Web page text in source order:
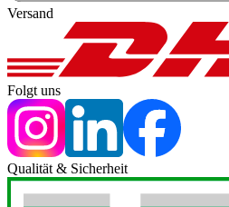
Versand
Folgt uns
Qualität & Sicherheit